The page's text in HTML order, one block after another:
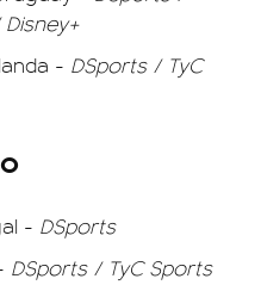
- DSports / TyC
- DSports
DSports / TyC Sports